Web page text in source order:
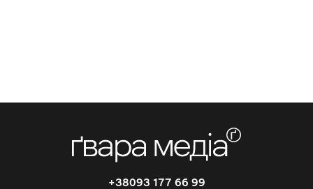
+38093 177 66 99